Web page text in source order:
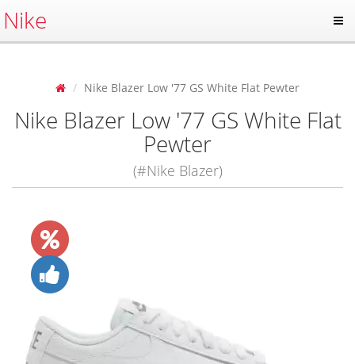
Nike
Nike Blazer Low '77 GS White Flat Pewter
Nike Blazer Low '77 GS White Flat
Pewter
(#Nike Blazer)